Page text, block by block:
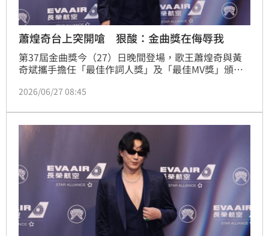
蕭煌奇台上突開嗆 狠酸：金曲獎在侮辱我
第37屆金曲獎今（27）日晚間登場，歌王蕭煌奇與黃
奇斌攜手擔任「最佳作詞人獎」及「最佳MV獎」頒獎
哏，把典禮現場變成脫口秀，一句「找我來頒最佳MV
2026/06/27 08:45